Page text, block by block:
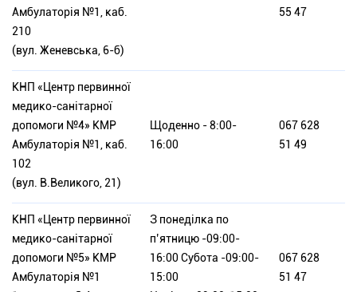
Амбулаторія №1, каб.
210
(вул. Женевська, 6-б)
55 47
КНП «Центр первинної
медико-санітарної
допомоги №4» КМР
Амбулаторія №1, каб.
102
(вул. В.Великого, 21)
Щоденно - 8:00-
16:00
067 628
51 49
КНП «Центр первинної
медико-санітарної
допомоги №5» КМР
Амбулаторія №1
З понеділка по
п’ятницю -09:00-
16:00 Субота -09:00-
15:00
067 628
51 47